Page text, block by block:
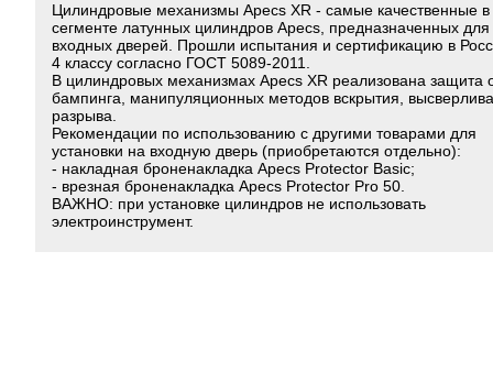
Цилиндровые механизмы Apecs XR - самые качественные в
сегменте латунных цилиндров Apecs, предназначенных для
входных дверей. Прошли испытания и сертификацию в
4 классу согласно ГОСТ 5089-2011.
В цилиндровых механизмах Apecs XR реализована защита
бампинга, манипуляционных методов вскрытия,
разрыва.
Рекомендации по использованию с другими товарами для
установки на входную дверь (приобретаются отдельно):
- накладная броненакладка Apecs Protector Basic;
- врезная броненакладка Apecs Protector Pro 50.
ВАЖНО: при установке цилиндров не использовать
электроинструмент.